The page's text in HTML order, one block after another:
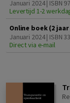
Januari 2024 | ISBN
Levertijd 1-2
Online boek (2
Januari 2024 | ISBN
Direct via e-mail